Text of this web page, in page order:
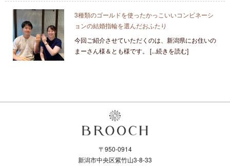
3種類のゴールドを使ったかっこいいコンビネーシ
ョンの結婚指輪を選んだおふたり
今回ご紹介させていただくのは、新潟県にお住いの
まーさん様＆とも様です。 [...続きを読む]
〒950-0914
新潟市中央区紫竹山3-8-33